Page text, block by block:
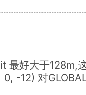
好大于128m,
-12) 对